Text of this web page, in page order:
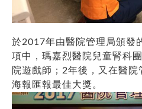
於2017年由醫院管理局頒發
項中，瑪嘉烈醫院兒童腎科
院遊戲師；2年後，又在醫
海報匯報最佳大獎。